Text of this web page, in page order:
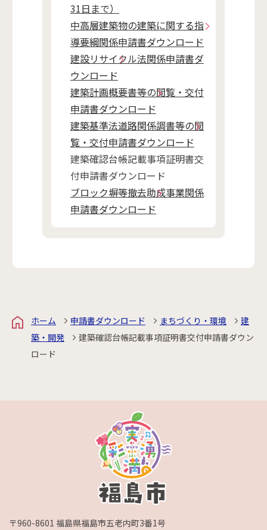
31日まで）
中高層建築物の建築に関する指
導要綱関係申請書ダウンロード
建設リサイクル法関係申請書ダ
ウンロード
建築計画概要書等の閲覧・交付
申請書ダウンロード
建築基準法道路関係調書等の閲
覧・交付申請書ダウンロード
建築確認台帳記載事項証明書交
付申請書ダウンロード
ブロック塀等撤去助成事業関係
申請書ダウンロード
ホーム 申請書ダウンロード まちづくり・環境
建
築・開発
建築確認台帳記載事項証明書交付申請書ダウン
ロード
〒960-8601 福島県福島市五老内町3番1号